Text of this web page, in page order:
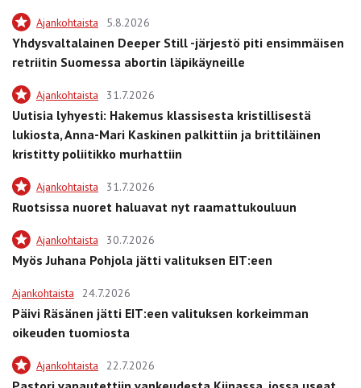
Ajankohtaista 5.8.2026
Yhdysvaltalainen Deeper Still -järjestö piti ensimmäisen
retriitin Suomessa abortin läpikäyneille
Ajankohtaista 31.7.2026
Uutisia lyhyesti: Hakemus klassisesta kristillisestä
lukiosta, Anna-Mari Kaskinen palkittiin ja brittiläinen
kristitty poliitikko murhattiin
Ajankohtaista 31.7.2026
Ruotsissa nuoret haluavat nyt raamattukouluun
Ajankohtaista 30.7.2026
Myös Juhana Pohjola jätti valituksen EIT:een
Ajankohtaista 24.7.2026
Päivi Räsänen jätti EIT:een valituksen korkeimman
oikeuden tuomiosta
Ajankohtaista 22.7.2026